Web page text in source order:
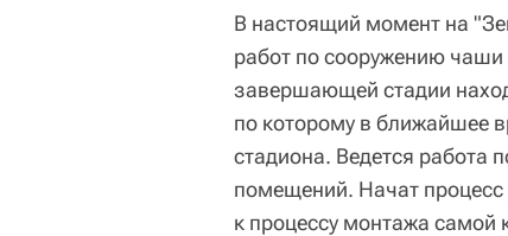
В настоящий момент на
работ по сооружению
завершающей стадии
по которому в ближайшее
стадиона. Ведется работа
помещений. Начат процесс
к процессу монтажа самой